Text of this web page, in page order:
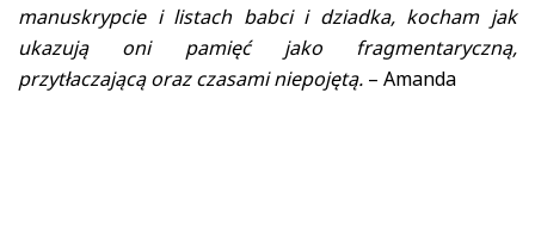
manuskrypcie i listach babci i dziadka, kocham jak
ukazują oni pamięć jako fragmentaryczną,
przytłaczającą oraz czasami niepojętą. – Amanda